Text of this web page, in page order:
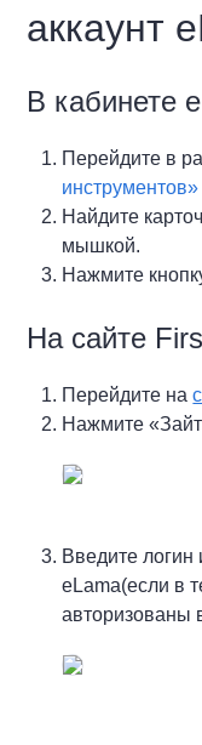
аккаунт
В кабинете
Перейдите в
инструментов»
Найдите
мышкой.
Нажмите
На сайте
Перейдите на
Нажмите «
Введите логин
eLama(если в
авторизованы